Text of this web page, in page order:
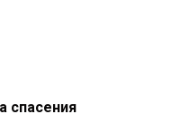
спасения